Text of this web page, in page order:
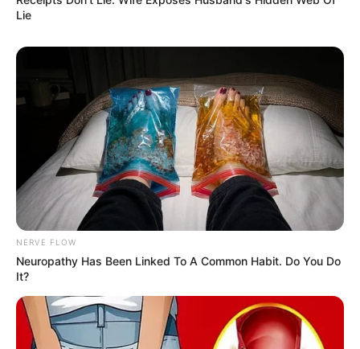
Lie
NERVE FLOW
Neuropathy Has Been Linked To A Common Habit. Do You Do
It?